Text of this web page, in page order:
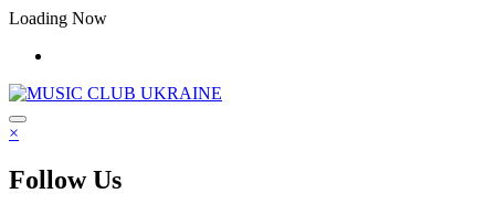
Перейти
контенту
Loading Now
×
Follow Us